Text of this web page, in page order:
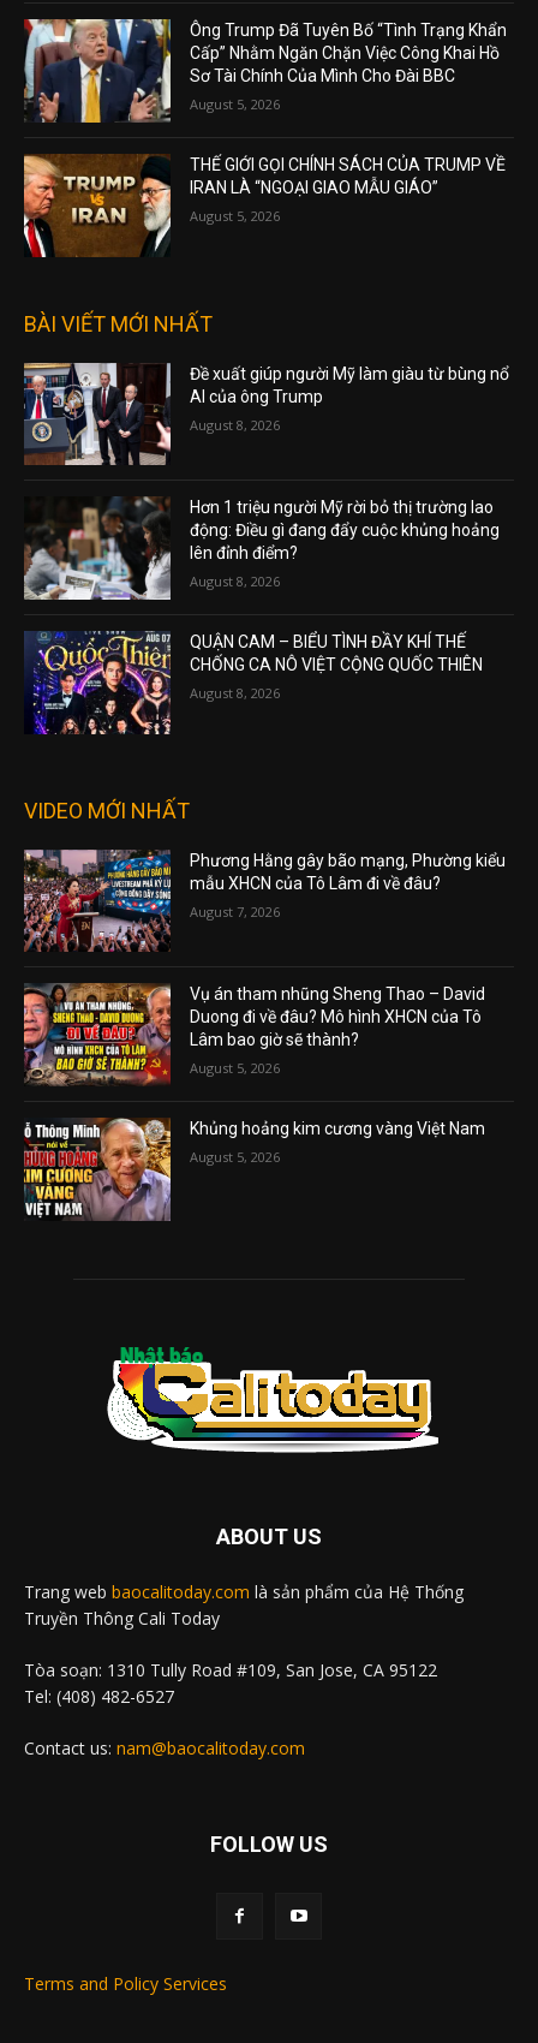
Ông Trump Đã Tuyên Bố “Tình Trạng Khẩn
Cấp” Nhằm Ngăn Chặn Việc Công Khai Hồ
Sơ Tài Chính Của Mình Cho Đài BBC
August 5, 2026
THẾ GIỚI GỌI CHÍNH SÁCH CỦA TRUMP VỀ
IRAN LÀ “NGOẠI GIAO MẪU GIÁO”
August 5, 2026
BÀI VIẾT MỚI NHẤT
Đề xuất giúp người Mỹ làm giàu từ bùng nổ
AI của ông Trump
August 8, 2026
Hơn 1 triệu người Mỹ rời bỏ thị trường lao
động: Điều gì đang đẩy cuộc khủng hoảng
lên đỉnh điểm?
August 8, 2026
QUẬN CAM – BIỂU TÌNH ĐẦY KHÍ THẾ
CHỐNG CA NÔ VIỆT CỘNG QUỐC THIÊN
August 8, 2026
VIDEO MỚI NHẤT
Phương Hằng gây bão mạng, Phường kiểu
mẫu XHCN của Tô Lâm đi về đâu?
August 7, 2026
Vụ án tham nhũng Sheng Thao – David
Duong đi về đâu? Mô hình XHCN của Tô
Lâm bao giờ sẽ thành?
August 5, 2026
Khủng hoảng kim cương vàng Việt Nam
August 5, 2026
ABOUT US
Trang web baocalitoday.com là sản phẩm của Hệ Thống
Truyền Thông Cali Today
Tòa soạn: 1310 Tully Road #109, San Jose, CA 95122
Tel: (408) 482-6527
Contact us: nam@baocalitoday.com
FOLLOW US
Terms and Policy Services